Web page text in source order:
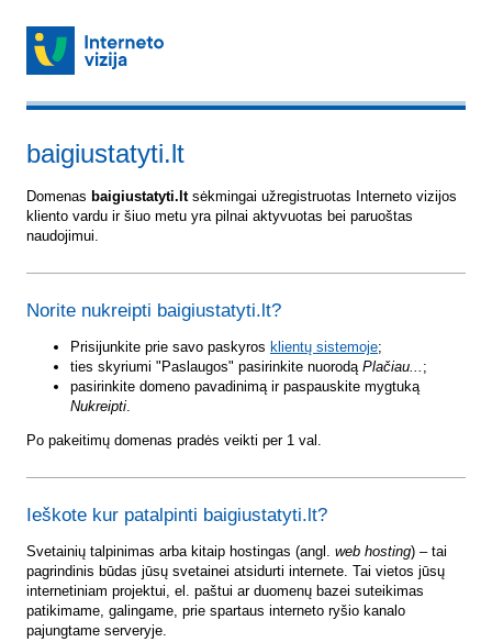
baigiustatyti.lt
Domenas baigiustatyti.ltsėkmingai užregistruotas Interneto vizijos
kliento vardu ir šiuo metu yra pilnai aktyvuotas bei paruoštas
naudojimui.
Norite nukreipti baigiustatyti.lt?
Prisijunkite prie savo paskyros klientų sistemoje;
ties skyriumi "Paslaugos" pasirinkite nuorodą Plačiau... ;
pasirinkite domeno pavadinimą ir paspauskite mygtuką
Nukreipti.
Po pakeitimų domenas pradės veikti per 1 val.
Ieškote kur patalpinti baigiustatyti.lt?
Svetainių talpinimas arba kitaip hostingas (angl. web hosting) – tai
pagrindinis būdas jūsų svetainei atsidurti internete. Tai vietos jūsų
internetiniam projektui, el. paštui ar duomenų bazei suteikimas
patikimame, galingame, prie spartaus interneto ryšio kanalo
pajungtame serveryje.